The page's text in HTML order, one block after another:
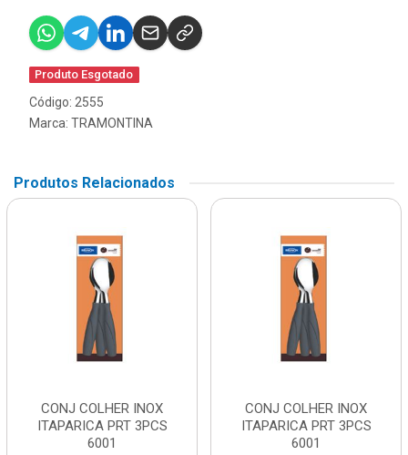
Produto Esgotado
Código: 2555
Marca: TRAMONTINA
Produtos Relacionados
CONJ COLHER INOX
ITAPARICA PRT 3PCS
6001
CONJ COLHER INOX
ITAPARICA PRT 3PCS
6001